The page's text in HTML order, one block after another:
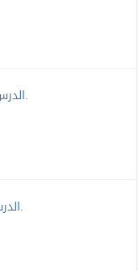
الدرس 3 دراسة أحاديث من كتاب: فضائل المدينة.
الدرس 4 دراسة أحاديث من كتاب: بدء الخلق (1).